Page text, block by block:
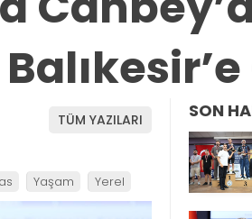
TÜM YAZILARI
Yaşam Yerel
SON